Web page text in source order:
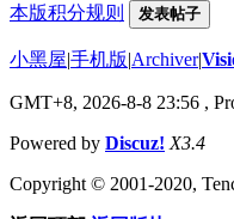
本版积分规则 发表帖子
小黑屋|手机版|Archiver|
GMT+8, 2026-8-8 23:56 ,
Powered by Discuz! X3.4
Copyright © 2001-2020,